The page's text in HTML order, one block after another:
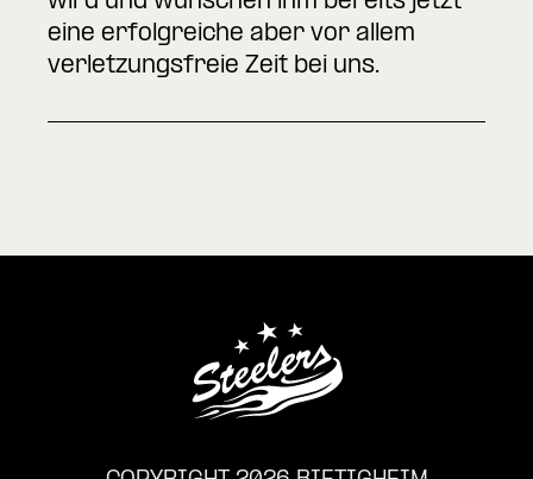
eine erfolgreiche aber vor allem
verletzungsfreie Zeit bei uns.